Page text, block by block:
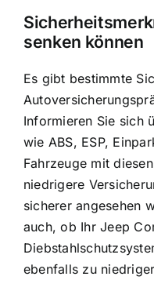
senken können
Es gibt bestimmte
Informieren Sie sich
wie ABS, ESP,
Fahrzeuge mit
niedrigere
sicherer angesehen
auch, ob Ihr Jeep
ebenfalls zu